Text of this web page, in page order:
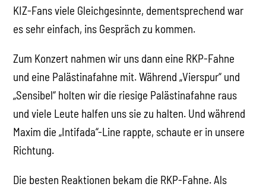
KIZ-Fans viele Gleichgesinnte, dementsprechend war
es sehr einfach, ins Gespräch zu kommen.
Zum Konzert nahmen wir uns dann eine RKP-Fahne
und eine Palästinafahne mit. Während „Vierspur“ und
„Sensibel“ holten wir die riesige Palästinafahne raus
und viele Leute halfen uns sie zu halten. Und während
Maxim die „Intifada“-Line rappte, schaute er in unsere
Richtung.
Die besten Reaktionen bekam die RKP-Fahne. Als